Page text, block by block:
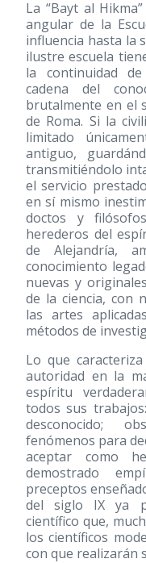
La “Bayt al
angular de la
influencia hasta la
ilustre escuela
la continuidad
cadena del
brutalmente en el
de Roma. Si la
limitado
antiguo,
transmitiéndolo
el servicio
en sí mismo
doctos y
herederos del
de Alejandría,
conocimiento
nuevas y
de la ciencia, con
las artes
métodos de
Lo que
autoridad en la
espíritu
todos sus
desconocido;
fenómenos para
aceptar como
demostrado
preceptos
del siglo IX ya
científico que,
los científicos
con que realizarán